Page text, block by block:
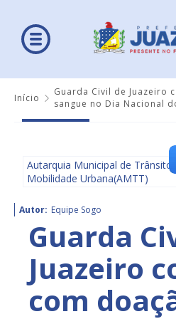
Início
Guarda Civil de Juazeiro
sangue no Dia Nacional
Autarquia Municipal de
Mobilidade Urbana(AMTT)
Autor: Equipe Sogo
Guarda
Juazeiro
com